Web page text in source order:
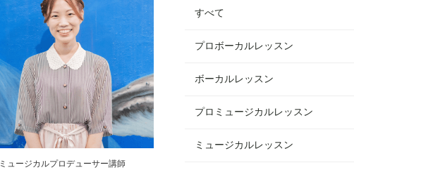
ミュージカルプロデューサー講師
すべて
プロボーカルレッスン
ボーカルレッスン
プロミュージカルレッスン
ミュージカルレッスン